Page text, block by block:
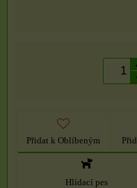
Přidat k Oblíbeným
Hlídací pes